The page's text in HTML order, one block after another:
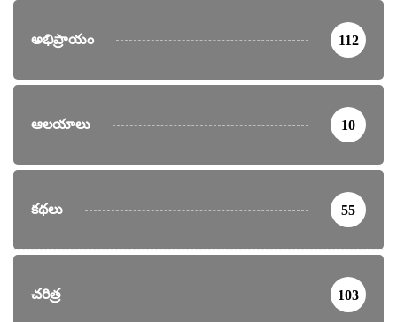
అభిప్రాయం 112
ఆలయాలు 10
కథలు 55
చరిత్ర 103